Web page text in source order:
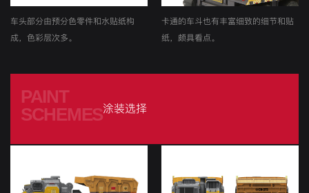
车头部分由预分色零件和水贴纸构
成，色彩层次多。
卡通的车斗也有丰富细致的细节和贴
纸，颇具看点。
PAINT
SCHEMES涂装选择